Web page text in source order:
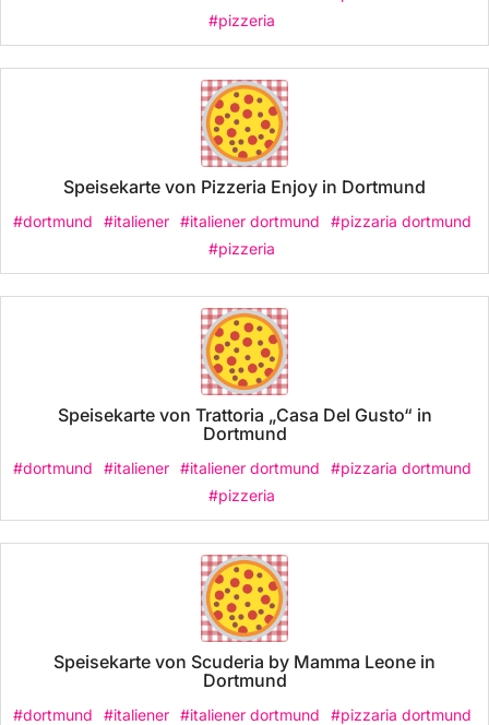
#pizzeria
Speisekarte von Pizzeria Enjoy in Dortmund
#dortmund #italiener #italiener dortmund
#pizzaria dortmund
#pizzeria
Speisekarte von Trattoria „Casa Del Gusto“ in
Dortmund
#dortmund #italiener #italiener dortmund
#pizzaria dortmund
#pizzeria
Speisekarte von Scuderia by Mamma Leone in
Dortmund
#dortmund #italiener #italiener dortmund
#pizzaria dortmund